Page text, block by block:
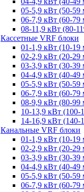
05-5,9 кВт (50-59
06-7,9 кВт (60-79
08-11,9 кВт (80-
Кассетные VRF блоки
01-1,9 кВт (10-19
02-2,9 кВт (20-29
03-3,9 кВт (30-39
04-4,9 кВт (40-49
05-5,9 кВт (50-59
06-7,9 кВт (60-79
08-9,9 кВт (80-99
10-13,9 кВт (100-
14-16,9 кВт (140-
Канальные VRF блоки
01-1,9 кВт (10-19
02-2,9 кВт (20-29
03-3,9 кВт (30-39
04-4,9 кВт (40-49
05-5,9 кВт (50-59
06-7,9 кВт (60-79